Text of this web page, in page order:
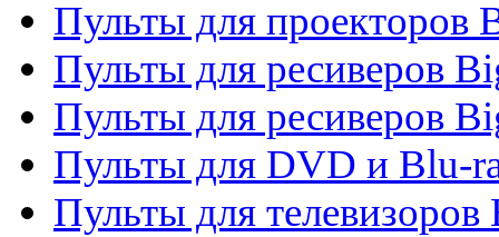
Пульты для проекторов
Пульты для ресиверов
Пульты для ресиверов
Пульты для DVD и Blu-
Пульты для телевизоров